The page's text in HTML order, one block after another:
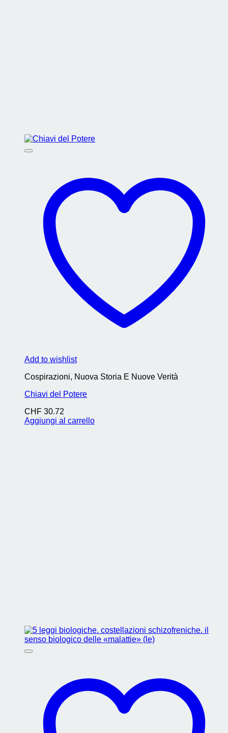
Add to wishlist
Cospirazioni, Nuova Storia E Nuove Verità
Chiavi del Potere
CHF 30.72
Aggiungi al carrello